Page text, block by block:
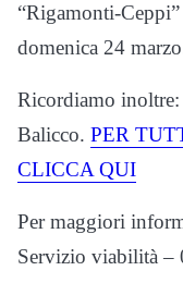
“Rigamonti-
domenica 24
Ricordiamo
Balicco. PER
CLICCA QUI
Per maggiori
Servizio viabilità –